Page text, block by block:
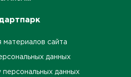
материалов сайта
данных
персональных данных